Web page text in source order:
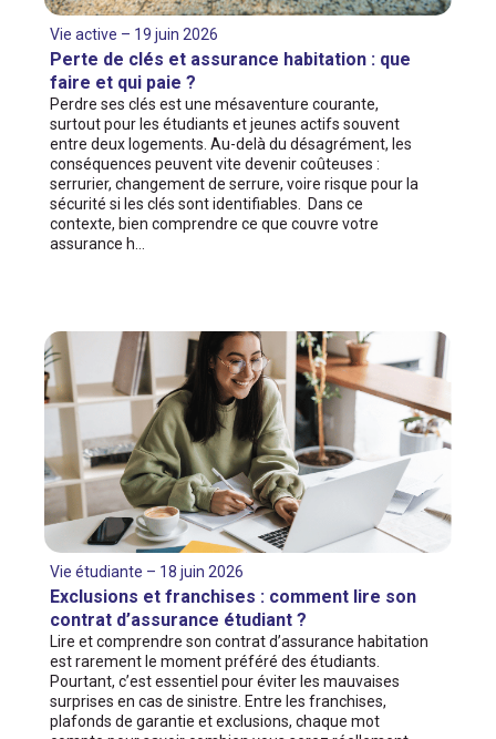
Vie active – 19 juin 2026
Perte de clés et assurance habitation : que
faire et qui paie ?
Perdre ses clés est une mésaventure courante,
surtout pour les étudiants et jeunes actifs souvent
entre deux logements. Au-delà du désagrément, les
conséquences peuvent vite devenir coûteuses :
serrurier, changement de serrure, voire risque pour la
sécurité si les clés sont identifiables. Dans ce
contexte, bien comprendre ce que couvre votre
assurance h…
Vie étudiante – 18 juin 2026
Exclusions et franchises : comment lire son
contrat d’assurance étudiant ?
Lire et comprendre son contrat d’assurance habitation
est rarement le moment préféré des étudiants.
Pourtant, c’est essentiel pour éviter les mauvaises
surprises en cas de sinistre. Entre les franchises,
plafonds de garantie et exclusions, chaque mot